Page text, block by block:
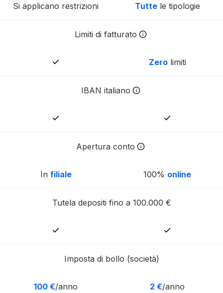
Si applicano restrizioni Tuttele tipologie
Limiti di fatturato
Molti dei conti business
Zerolimiti
IBAN italiano
Banca depositaria italiana,
Apertura conto
Con Tot la procedura di
In filiale 100% online
Tutela depositi fino a 100.000 €
Imposta di bollo (società)
100 €/anno 2 €/anno